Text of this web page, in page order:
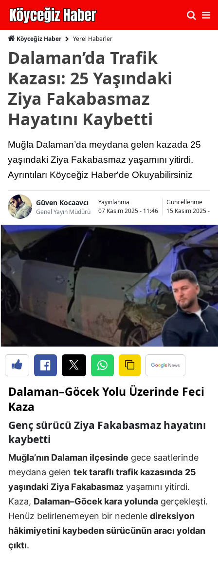
Köyceğiz Haber Yerel Haberler
Dalaman’da Trafik
Kazası: 25 Yaşındaki
Ziya Fakabasmaz
Hayatını Kaybetti
Muğla Dalaman’da meydana gelen kazada 25
yaşındaki Ziya Fakabasmaz yaşamını yitirdi.
Ayrıntıları Köyceğiz Haber'de Okuyabilirsiniz
Güven Kocaavcı
Genel Yayın Müdürü
Yayınlanma
07 Kasım 2025 - 11:46
Güncellenme
15 Kasım 2025 -
Dalaman–Göcek Yolu Üzerinde Feci
Kaza
Genç sürücü Ziya Fakabasmaz hayatını
kaybetti
Muğla’nın Dalaman ilçesinde gece saatlerinde
meydana gelen tek taraflı trafik kazasında 25
yaşındaki Ziya Fakabasmaz yaşamını yitirdi.
Kaza, Dalaman–Göcek kara yolunda gerçekleşti.
Henüz belirlenemeyen bir nedenle direksiyon
hâkimiyetini kaybeden sürücünün aracı yoldan
çıktı.